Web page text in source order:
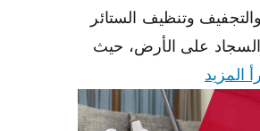
وتنظيف الستائر
على الأرض، حيث
المزيد